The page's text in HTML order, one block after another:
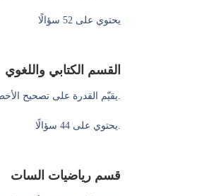
يحتوي على 52 سؤالًا
القسم الكتابي واللغوي
يقيّم القدرة على تصحيح الأخطاء اللغوية والفقرات.
يحتوي على 44 سؤالًا.
قسم رياضيات السات